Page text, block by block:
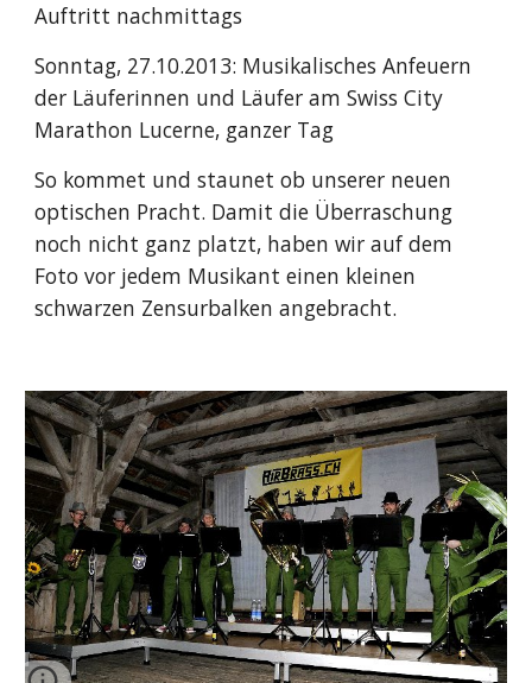
Auftritt nachmittags
Sonntag, 27.10.2013: Musikalisches Anfeuern
der Läuferinnen und Läufer am Swiss City
Marathon Lucerne, ganzer Tag
So kommet und staunet ob unserer neuen
optischen Pracht. Damit die Überraschung
noch nicht ganz platzt, haben wir auf dem
Foto vor jedem Musikant einen kleinen
schwarzen Zensurbalken angebracht.